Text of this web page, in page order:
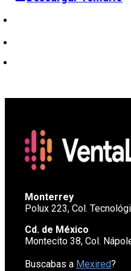
Monterrey
Polux 223, Col.
Cd. de México
Montecito 38, Col.
Buscabas a Mexired?